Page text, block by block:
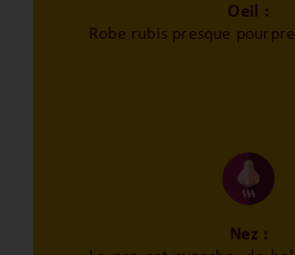
Oeil :
Robe rubis presque
Nez :